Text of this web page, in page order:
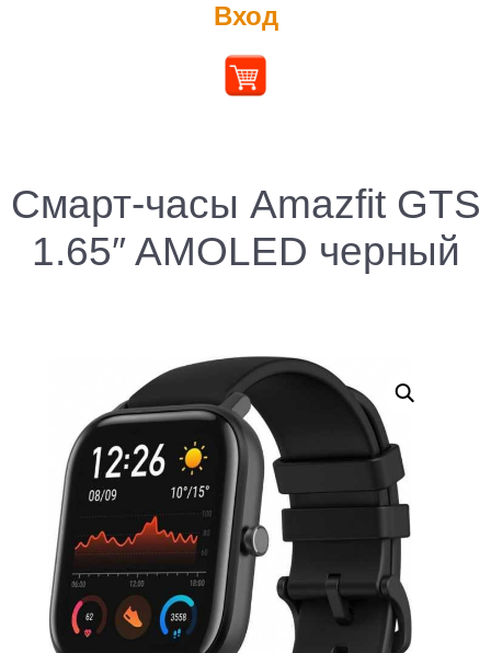
Вход
Смарт-часы Amazfit GTS
1.65″ AMOLED черный